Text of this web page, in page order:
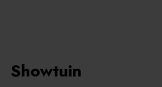
Showtuin